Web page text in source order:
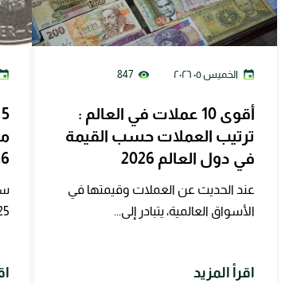
847 الخميس ٠٥ ٢٠٢٦
أقوى 10 عملات في العالم :
ترتيب العملات حسب القيمة
في دول العالم 2026
عند الحديث عن العملات وقيمتها في
الأسواق العالمية، يتبادر إلى...
اقرأ المزيد
2025،